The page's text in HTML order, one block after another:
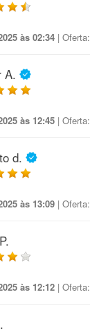
às 02:34 | Oferta:
A.
às 12:45 | Oferta:
d.
às 13:09 | Oferta:
às 12:12 | Oferta: